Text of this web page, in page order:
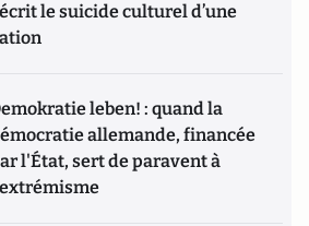
le suicide culturel d’une
leben! : quand la
allemande, financée
l'État, sert de paravent à